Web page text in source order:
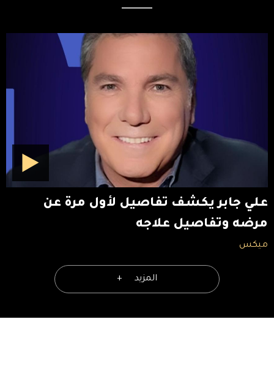
علي جابر يكشف تفاصيل لأول مرة عن
مرضه وتفاصيل علاجه
ميكس
المزيد